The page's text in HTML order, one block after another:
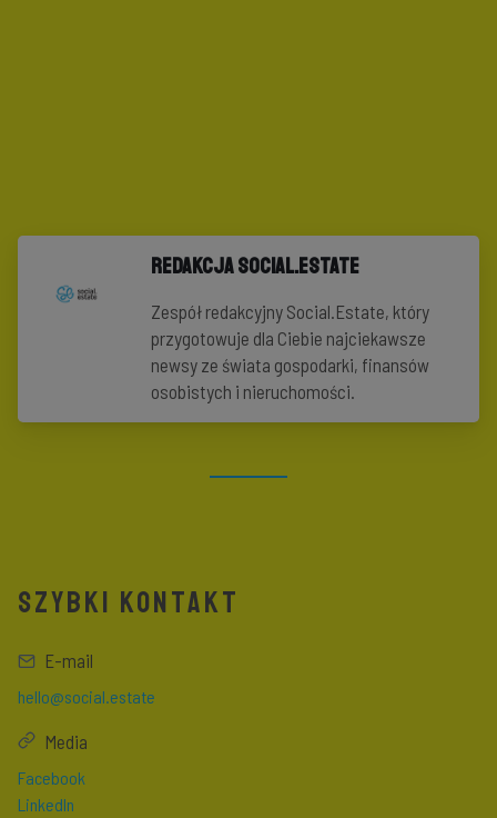
Redakcja Social.Estate
Zespół redakcyjny Social.Estate, który
przygotowuje dla Ciebie najciekawsze
newsy ze świata gospodarki, finansów
osobistych i nieruchomości.
SZYBKI KONTAKT
E-mail
hello@social.estate
Media
Facebook
LinkedIn